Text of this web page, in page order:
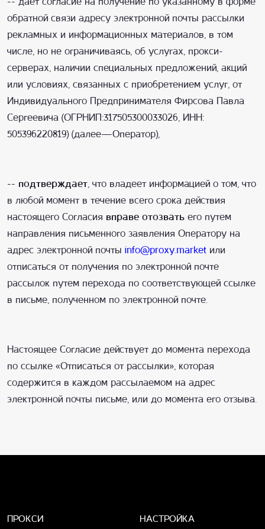
обратной связи адресу электронной почты рассылки
рекламных и информационных материалов, в том
числе, но не ограничиваясь, об услугах, прокси-
серверах, наличии специальных предложений, акций
или условиях, связанных с приобретением услуг, от
Индивидуального Предпринимателя Фирсова Павла
Сергеевича (ОГРНИП:317505300033026, ИНН:
505396220819) (далее—Оператор),
-- подтверждает, что владеет информацией о том, что
в любой момент в течение всего срока действия
настоящего Согласия вправе отозвать его путем
направления письменного заявления Оператору на
адрес электронной почты info@proxy.market или
отписаться от получения по электронной почте
рассылок путем перехода по соответствующей ссылке
в письме, полученном по электронной почте.
Настоящее Согласие действует до момента перехода
по ссылке «Отписаться от рассылки», которая
содержится в каждом рассылаемом на адрес
электронной почты письме, или до момента его отзыва.
ПРОКСИ НАСТРОЙКА